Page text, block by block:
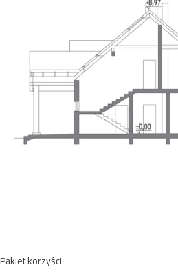
Pakiet korzyści